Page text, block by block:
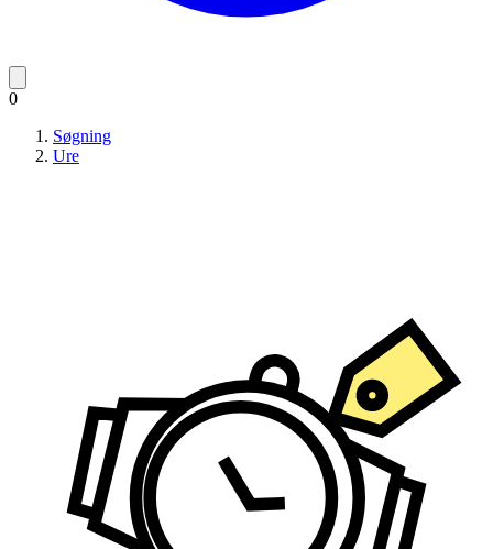
0
Søgning
Ure